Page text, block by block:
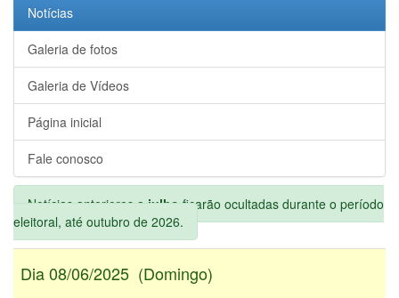
Notícias
Galeria de fotos
Galeria de Vídeos
Página inicial
Fale conosco
Notícias anteriores a julho ficarão ocultadas durante o período
eleitoral, até outubro de 2026.
Dia 08/06/2025 (Domingo)